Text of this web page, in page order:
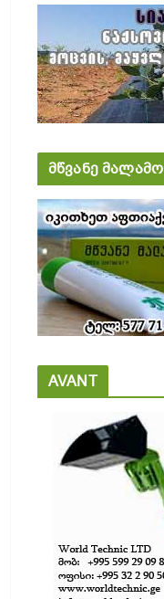
მწვანე მალამო
AVANT